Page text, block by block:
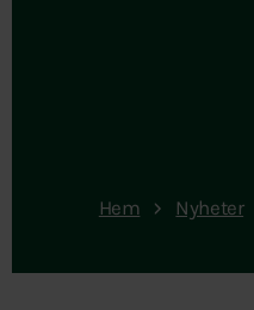
Hem Nyheter